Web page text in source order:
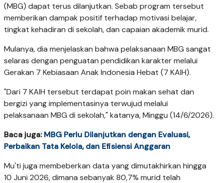
(MBG) dapat terus dilanjutkan. Sebab program tersebut
memberikan dampak positif terhadap motivasi belajar,
tingkat kehadiran di sekolah, dan capaian akademik murid.
Mulanya, dia menjelaskan bahwa pelaksanaan MBG sangat
selaras dengan penguatan pendidikan karakter melalui
Gerakan 7 Kebiasaan Anak Indonesia Hebat (7 KAIH).
"Dari 7 KAIH tersebut terdapat poin makan sehat dan
bergizi yang implementasinya terwujud melalui
pelaksanaan MBG di sekolah," katanya, Minggu (14/6/2026).
Baca juga:MBG Perlu Dilanjutkan dengan Evaluasi,
Perbaikan Tata Kelola, dan Efisiensi Anggaran
Mu'ti juga membeberkan data yang dimutakhirkan hingga
10 Juni 2026, dimana sebanyak 80,7% murid telah